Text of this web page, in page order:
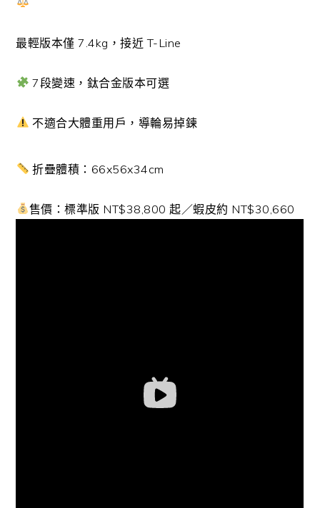
最輕版本僅 7.4kg，接近 T-Line
7段變速，鈦合金版本可選
不適合大體重用戶，導輪易掉鍊
折疊體積：66x56x34cm
售價：標準版 NT$38,800 起／蝦皮約 NT$30,660